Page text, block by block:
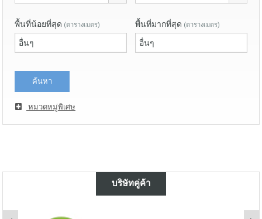
พื้นที่น้อยที่สุด (ตารางเมตร) พื้นที่มากที่สุด (ตารางเมตร)
หมวดหมู่พิเศษ
บริษัทคู่ค้า